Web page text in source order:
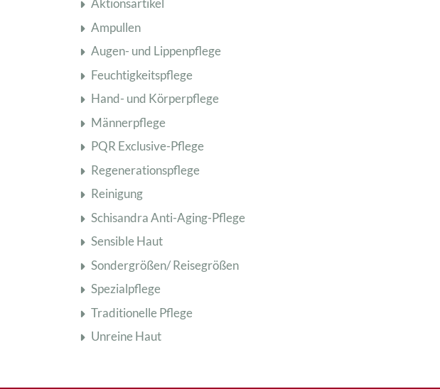
Aktionsartikel
Ampullen
Augen- und Lippenpflege
Feuchtigkeitspflege
Hand- und Körperpflege
Männerpflege
PQR Exclusive-Pflege
Regenerationspflege
Reinigung
Schisandra Anti-Aging-Pflege
Sensible Haut
Sondergrößen/ Reisegrößen
Spezialpflege
Traditionelle Pflege
Unreine Haut